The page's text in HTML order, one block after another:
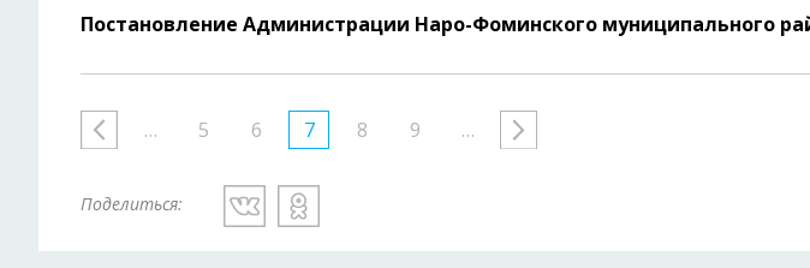
Постановление Администрации Наро-Фоминского муниципального
… 5 6 7 8 9 …
Поделиться: